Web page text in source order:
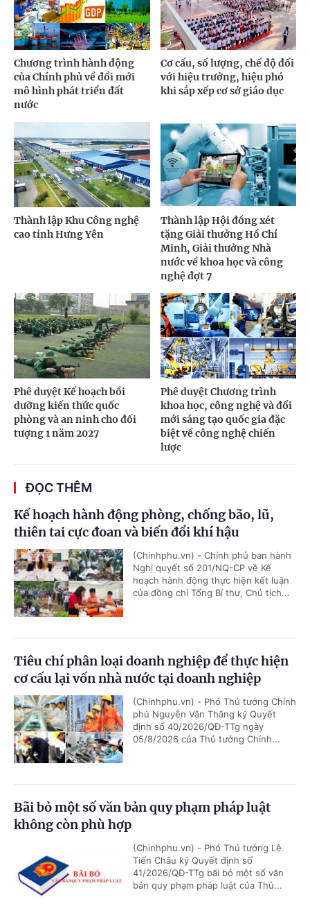
Chương trình hành động
của Chính phủ về đổi mới
mô hình phát triển đất
nước
Cơ cấu, số lượng, chế độ đối
với hiệu trưởng, hiệu phó
khi sắp xếp cơ sở giáo dục
Thành lập Khu Công nghệ
cao tỉnh Hưng Yên
Thành lập Hội đồng xét
tặng Giải thưởng Hồ Chí
Minh, Giải thưởng Nhà
nước về khoa học và công
nghệ đợt 7
Phê duyệt Kế hoạch bồi
dưỡng kiến thức quốc
phòng và an ninh cho đối
tượng 1 năm 2027
Phê duyệt Chương trình
khoa học, công nghệ và đổi
mới sáng tạo quốc gia đặc
biệt về công nghệ chiến
lược
ĐỌC THÊM
Kế hoạch hành động phòng, chống bão, lũ,
thiên tai cực đoan và biến đổi khí hậu
(Chinhphu.vn) - Chính phủ ban hành
Nghị quyết số 201/NQ-CP về Kế
hoạch hành động thực hiện kết luận
của đồng chí Tổng Bí thư, Chủ tịch...
Tiêu chí phân loại doanh nghiệp để thực hiện
cơ cấu lại vốn nhà nước tại doanh nghiệp
(Chinhphu.vn) - Phó Thủ tướng Chính
phủ Nguyễn Văn Thắng ký Quyết
định số 40/2026/QĐ-TTg ngày
05/8/2026 của Thủ tướng Chính...
Bãi bỏ một số văn bản quy phạm pháp luật
không còn phù hợp
(Chinhphu.vn) - Phó Thủ tướng Lê
Tiến Châu ký Quyết định số
41/2026/QĐ-TTg bãi bỏ một số văn
bản quy phạm pháp luật của Thủ...